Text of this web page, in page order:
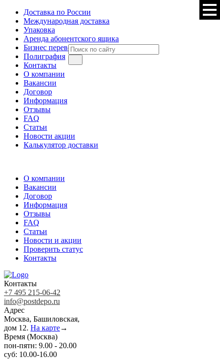
Доставка по России
Международная доставка
Упаковка
Аренда абонентского ящика
Бизнес перевод
Полиграфия
Контакты
О компании
Вакансии
Договор
Информация
Отзывы
FAQ
Статьи
Новости акции
Калькулятор доставки
О компании
Вакансии
Договор
Информация
Отзывы
FAQ
Статьи
Новости и акции
Проверить статус
Контакты
Контакты
+7 495 215-06-42
info@postdepo.ru
Адрес
Москва, Башиловская,
дом 12. На карте→
Время (Москва)
пон-пятн: 9.00 - 20.00
суб: 10.00-16.00